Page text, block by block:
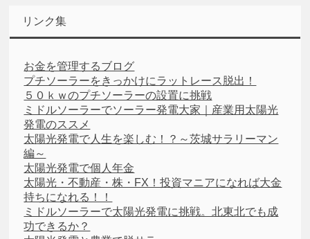
リンク集
お金を管理するブログ
プチソーラーをきっかけにラットレース脱出！
５０ｋｗのプチソーラーの設置に挑戦
ミドルソーラーでソーラー発電大家｜産業用太陽光
発電のススメ
太陽光発電で人生を楽しむ！？～茨城サラリーマン
編～
太陽光発電で個人年金
太陽光・不動産・株・FX！投資マニアになれば大金
持ちになれる！！
ミドルソーラーで太陽光発電に挑戦。北東北でも成
功できるか？